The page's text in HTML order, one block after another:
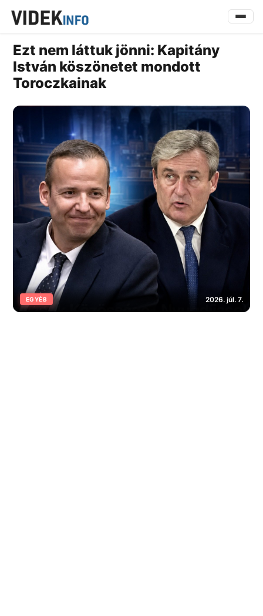
Ezt nem láttuk jönni: Kapitány
István köszönetet mondott
Toroczkainak
EGYÉB 2026. júl. 7.